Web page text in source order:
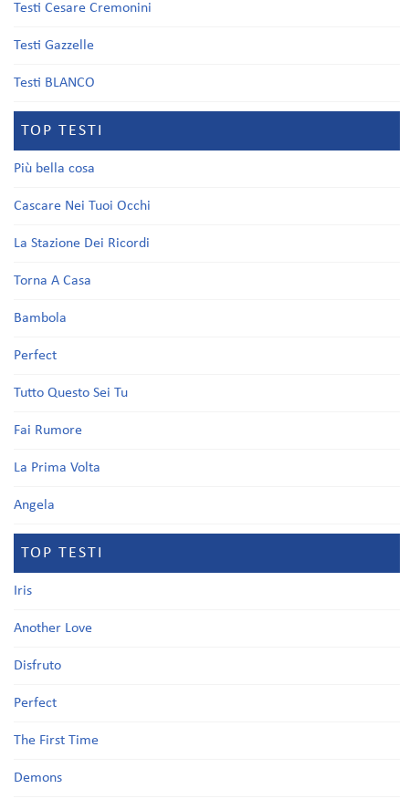
Testi Cesare Cremonini
Testi Gazzelle
Testi BLANCO
TOP TESTI
Più bella cosa
Cascare Nei Tuoi Occhi
La Stazione Dei Ricordi
Torna A Casa
Bambola
Perfect
Tutto Questo Sei Tu
Fai Rumore
La Prima Volta
Angela
TOP TESTI
Iris
Another Love
Disfruto
Perfect
The First Time
Demons